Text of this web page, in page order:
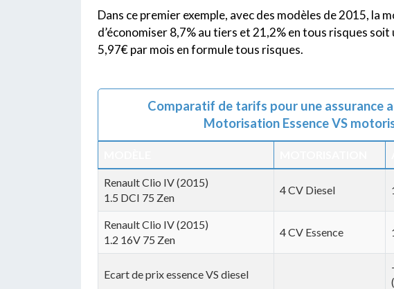
Dans ce premier exemple, avec des modèles de 2015, la
d’économiser 8,7% au tiers et 21,2% en tous risques
5,97€ par mois en formule tous risques.
Comparatif de tarifs pour une assurance
Motorisation Essence VS
Renault Clio IV (2015)
1.5 DCI 75 Zen
4 CV Diesel
Renault Clio IV (2015)
1.2 16V 75 Zen
4 CV Essence
Ecart de prix essence VS diesel